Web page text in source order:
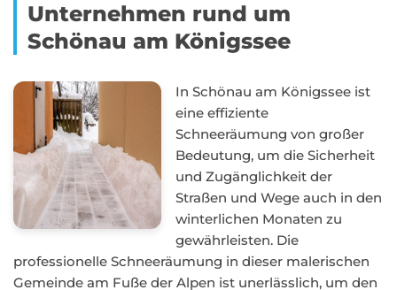
Unternehmen rund um
Schönau am Königssee
In Schönau am Königssee ist
eine effiziente
Schneeräumung von großer
Bedeutung, um die Sicherheit
und Zugänglichkeit der
Straßen und Wege auch in den
winterlichen Monaten zu
gewährleisten. Die
professionelle Schneeräumung in dieser malerischen
Gemeinde am Fuße der Alpen ist unerlässlich, um den